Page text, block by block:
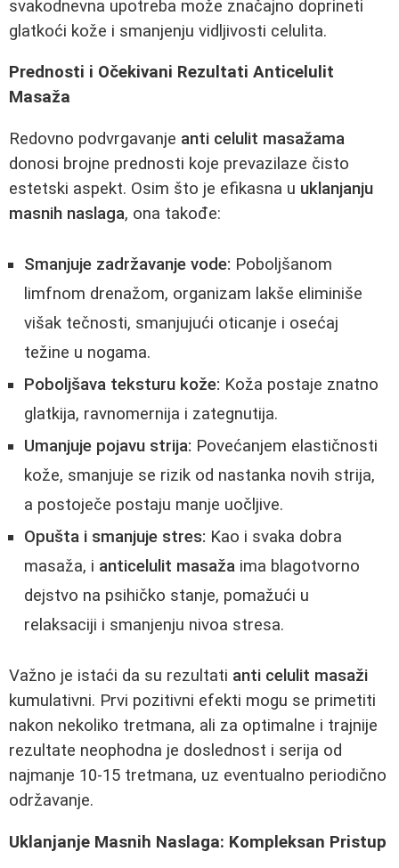
svakodnevna upotreba može značajno doprineti
glatkoći kože i smanjenju vidljivosti celulita.
Prednosti i Očekivani Rezultati Anticelulit
Masaža
Redovno podvrgavanje anti celulit masažama
donosi brojne prednosti koje prevazilaze čisto
estetski aspekt. Osim što je efikasna u uklanjanju
masnih naslaga, ona takođe:
Smanjuje zadržavanje vode: Poboljšanom
limfnom drenažom, organizam lakše eliminiše
višak tečnosti, smanjujući oticanje i osećaj
težine u nogama.
Poboljšava teksturu kože: Koža postaje znatno
glatkija, ravnomernija i zategnutija.
Umanjuje pojavu strija: Povećanjem elastičnosti
kože, smanjuje se rizik od nastanka novih strija,
a postoječe postaju manje uočljive.
Opušta i smanjuje stres: Kao i svaka dobra
masaža, i anticelulit masaža ima blagotvorno
dejstvo na psihičko stanje, pomažući u
relaksaciji i smanjenju nivoa stresa.
Važno je istaći da su rezultati anti celulit masaži
kumulativni. Prvi pozitivni efekti mogu se primetiti
nakon nekoliko tretmana, ali za optimalne i trajnije
rezultate neophodna je doslednost i serija od
najmanje 10-15 tretmana, uz eventualno periodično
održavanje.
Uklanjanje Masnih Naslaga: Kompleksan Pristup